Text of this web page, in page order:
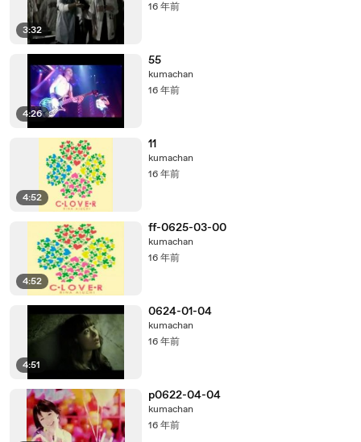
3:32
16 年前
4:26
55
kumachan
16 年前
4:52
11
kumachan
16 年前
4:52
ff-0625-03-00
kumachan
16 年前
4:51
0624-01-04
kumachan
16 年前
p0622-04-04
kumachan
16 年前